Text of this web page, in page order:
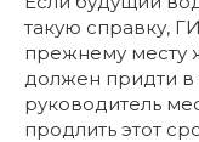
такую справку,
прежнему месту
должен придти в
руководитель
продлить этот